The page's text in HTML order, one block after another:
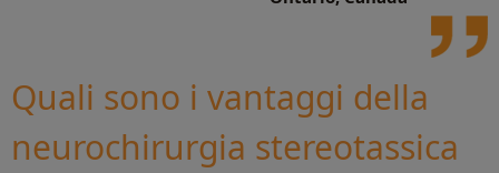
Quali sono i vantaggi della
neurochirurgia stereotassica